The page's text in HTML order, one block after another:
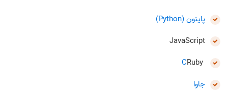
پایتون (Python)
JavaScript
CRuby
جاوا